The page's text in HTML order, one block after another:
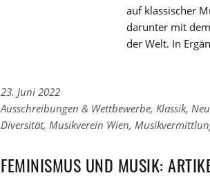
auf klassischer
darunter mit
der Welt. In
23. Juni 2022
Links
zu
Kategorien
Ausschreibungen & Wettbewerbe, Klassik,
Links
den
Tags
Diversität, Musikverein Wien,
FEMINISMUS UND MUSIK: